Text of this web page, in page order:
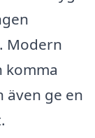
Modern
komma
även ge en